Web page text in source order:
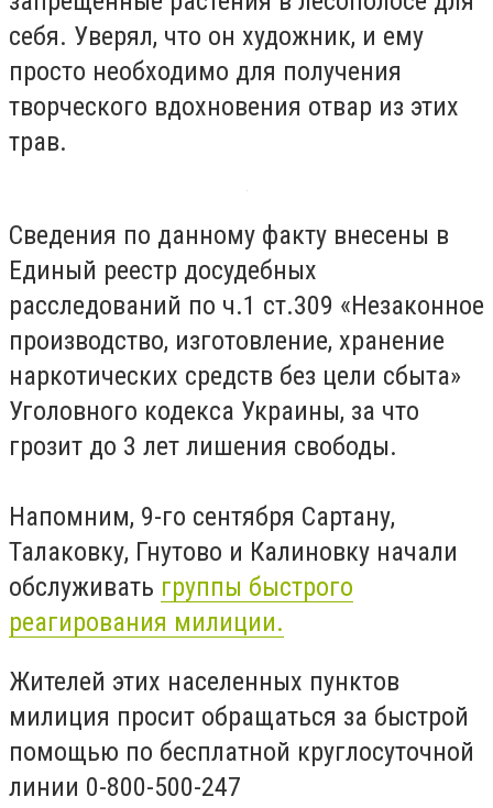
себя. Уверял, что он художник, и ему
просто необходимо для получения
творческого вдохновения отвар из этих
трав.
Сведения по данному факту внесены в
Единый реестр досудебных
расследований по ч.1 ст.309 «Незаконное
производство, изготовление, хранение
наркотических средств без цели сбыта»
Уголовного кодекса Украины, за что
грозит до 3 лет лишения свободы.
Напомним, 9-го сентября Сартану,
Талаковку, Гнутово и Калиновку начали
обслуживать группы быстрого
реагирования милиции.
Жителей этих населенных пунктов
милиция просит обращаться за быстрой
помощью по бесплатной круглосуточной
линии 0-800-500-247